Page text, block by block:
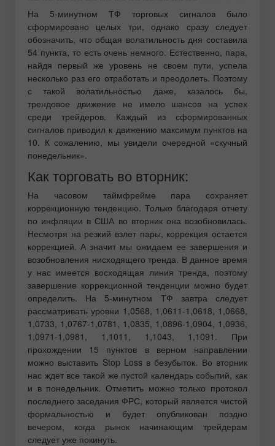
На 5-минутном ТФ торговых сигналов было
сформировано целых три, однако сразу следует
обозначить, что общая волатильность дня составила
54 пункта, то есть очень немного. Естественно, пара,
найдя первый же уровень не своем пути, успела
несколько раз его отработать и преодолеть. Поэтому
с такой волатильностью даже, казалось бы,
трендовое движение не имело шансов на успех
среди трейдеров. Каждый из сформированных
сигналов приводил к движению максимум пунктов на
10. К сожалению, мы увидели очередной «скучный
понедельник».
Как торговать во вторник:
На часовом таймфрейме пара сохраняет
коррекционную тенденцию. Только благодаря отчету
по инфляции в США во вторник она возобновилась.
Несмотря на резкий взлет пары, коррекция остается
коррекцией. А значит мы ожидаем ее завершения и
возобновления нисходящего тренда. В данное время
у нас имеется восходящая линия тренда, поэтому
завершение коррекционной тенденции можно будет
определить. На 5-минутном ТФ завтра следует
рассматривать уровни 1,0568, 1,0611-1,0618, 1,0668,
1,0733, 1,0767-1,0781, 1,0835, 1,0896-1,0904, 1,0936,
1,0971-1,0981, 1,1011, 1,1043, 1,1091. При
прохождении 15 пунктов в верном направлении
можно выставить Stop Loss в безубыток. Во вторник
нас ждет все такой же пустой календарь событий, как
и в понедельник. Отметить можно только протокол
последнего заседания ФРС, который является чистой
формальностью и будет опубликован поздно
вечером, когда рынок начинающим трейдерам
следует уже покинуть.